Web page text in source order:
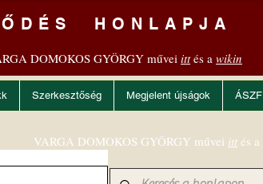
HONLAPJA
DOMOKOS GYÖRGY művei ittés a wikin
Szerkesztőség Megjelent újságok ÁSZF
VARGA DOMOKOS GYÖRGY művei itt és a